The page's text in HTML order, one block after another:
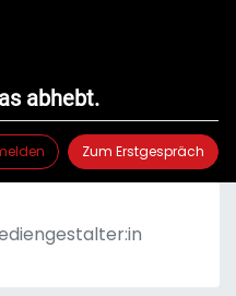
abhebt.
Zum Erstgespräch